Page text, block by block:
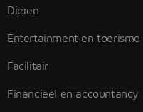
Dieren
Entertainment en toerisme
Facilitair
Financieel en accountancy